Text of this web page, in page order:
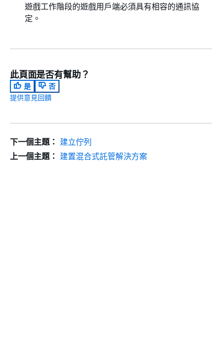
遊戲工作階段的遊戲用戶端必須具有相容的通訊協
定。
此頁面是否有幫助？
是
否
提供意見回饋
下一個主題： 建立佇列
上一個主題： 建置混合式託管解決方案